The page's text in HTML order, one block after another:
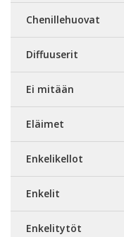
Chenillehuovat
Diffuuserit
Ei mitään
Eläimet
Enkelikellot
Enkelit
Enkelitytöt